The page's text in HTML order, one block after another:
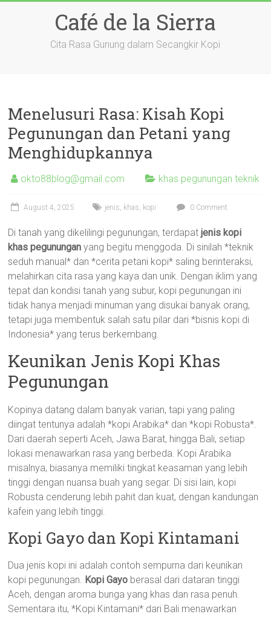
Café de la Sierra
Cita Rasa Gunung dalam Secangkir Kopi
Menelusuri Rasa: Kisah Kopi
Pegunungan dan Petani yang
Menghidupkannya
okto88blog@gmail.com khas pegunungan teknik
August 4, 2025 jenis, khas, kopi 0 Comment
Di tanah yang dikelilingi pegunungan, terdapatjenis kopi
khas pegunungan yang begitu menggoda. Di sinilah *teknik
seduh manual* dan *cerita petani kopi* saling berinteraksi,
melahirkan cita rasa yang kaya dan unik. Dengan iklim yang
tepat dan kondisi tanah yang subur, kopi pegunungan ini
tidak hanya menjadi minuman yang disukai banyak orang,
tetapi juga membentuk salah satu pilar dari *bisnis kopi di
Indonesia* yang terus berkembang.
Keunikan Jenis Kopi Khas
Pegunungan
Kopinya datang dalam banyak varian, tapi yang paling
diingat tentunya adalah *kopi Arabika* dan *kopi Robusta*.
Dari daerah seperti Aceh, Jawa Barat, hingga Bali, setiap
lokasi menawarkan rasa yang berbeda. Kopi Arabika
misalnya, biasanya memiliki tingkat keasaman yang lebih
tinggi dengan nuansa buah yang segar. Di sisi lain, kopi
Robusta cenderung lebih pahit dan kuat, dengan kandungan
kafein yang lebih tinggi.
Kopi Gayo dan Kopi Kintamani
Dua jenis kopi ini adalah contoh sempurna dari keunikan
kopi pegunungan. Kopi Gayo berasal dari dataran tinggi
Aceh, dengan aroma bunga yang khas dan rasa penuh.
Sementara itu, *Kopi Kintamani* dari Bali menawarkan